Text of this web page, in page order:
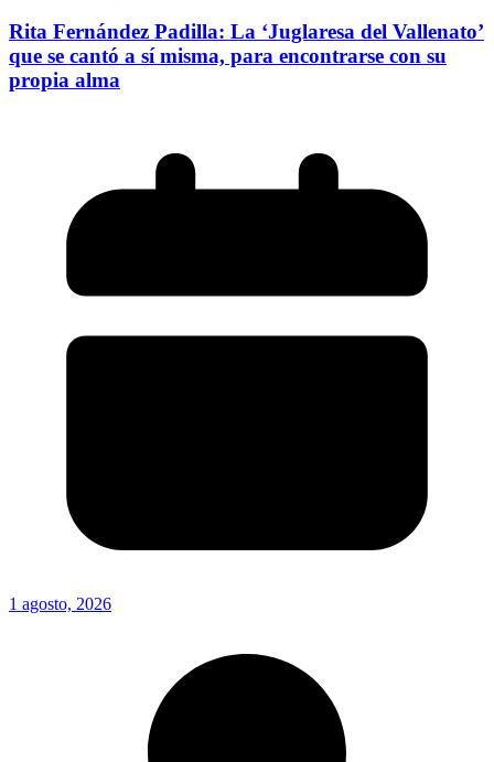
Rita Fernández Padilla: La ‘Juglaresa del Vallenato’
que se cantó a sí misma, para encontrarse con su
propia alma
1 agosto, 2026